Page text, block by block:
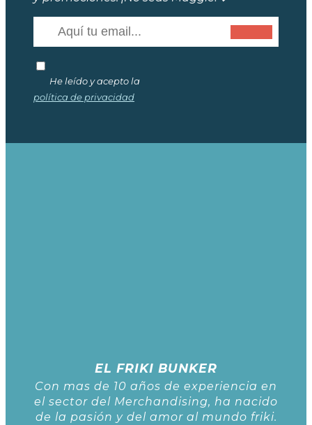
He leído y acepto la
política de privacidad
EL FRIKI BUNKER
Con mas de 10 años de experiencia en
el sector del Merchandising, ha nacido
de la pasión y del amor al mundo friki.